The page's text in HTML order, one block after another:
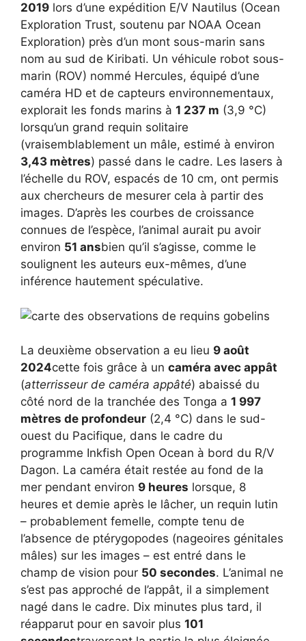
2019 lors d’une expédition E/V Nautilus (Ocean
Exploration Trust, soutenu par NOAA Ocean
Exploration) près d’un mont sous-marin sans
nom au sud de Kiribati. Un véhicule robot sous-
marin (ROV) nommé Hercules, équipé d’une
caméra HD et de capteurs environnementaux,
explorait les fonds marins à 1 237 m (3,9 °C)
lorsqu’un grand requin solitaire
(vraisemblablement un mâle, estimé à environ
3,43 mètres) passé dans le cadre. Les lasers à
l’échelle du ROV, espacés de 10 cm, ont permis
aux chercheurs de mesurer cela à partir des
images. D’après les courbes de croissance
connues de l’espèce, l’animal aurait pu avoir
environ 51 ansbien qu’il s’agisse, comme le
soulignent les auteurs eux-mêmes, d’une
inférence hautement spéculative.
La deuxième observation a eu lieu 9 août
2024cette fois grâce à un caméra avec appât
(atterrisseur de caméra appâté) abaissé du
côté nord de la tranchée des Tonga a 1 997
mètres de profondeur (2,4 °C) dans le sud-
ouest du Pacifique, dans le cadre du
programme Inkfish Open Ocean à bord du R/V
Dagon. La caméra était restée au fond de la
mer pendant environ 9 heures lorsque, 8
heures et demie après le lâcher, un requin lutin
– probablement femelle, compte tenu de
l’absence de ptérygopodes (nageoires génitales
mâles) sur les images – est entré dans le
champ de vision pour 50 secondes. L’animal ne
s’est pas approché de l’appât, il a simplement
nagé dans le cadre. Dix minutes plus tard, il
réapparut pour en savoir plus 101